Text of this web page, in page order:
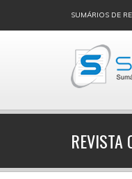
SUMÁRIOS DE
REVISTA